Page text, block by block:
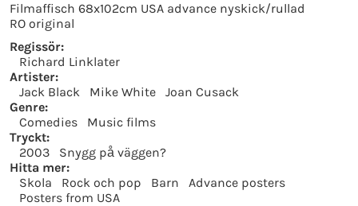
Filmaffisch 68x102cm USA advance nyskick/rullad
RO original
Regissör:
Richard Linklater
Artister:
Jack Black
Mike White
Joan Cusack
Genre:
Comedies
Music films
Tryckt:
2003
Snygg på väggen?
Hitta mer:
Skola
Rock och pop Barn
Advance posters
Posters from USA